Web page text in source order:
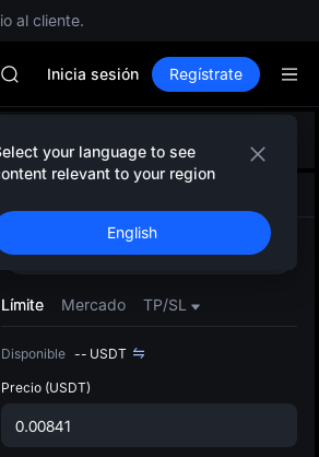
al cliente.
de $1,000,000
GOLD(XAU)
SKYAI
Suscripción mercado 10A
GOLD(XAU)
AAOI
SPCX sube pese al lock-up
Inicia sesión Regístrate
La
la
your language to see
relevant to your region
English
Comprar Vender
Límite Mercado TP/SL
Disponible -- USDT
Precio (USDT)